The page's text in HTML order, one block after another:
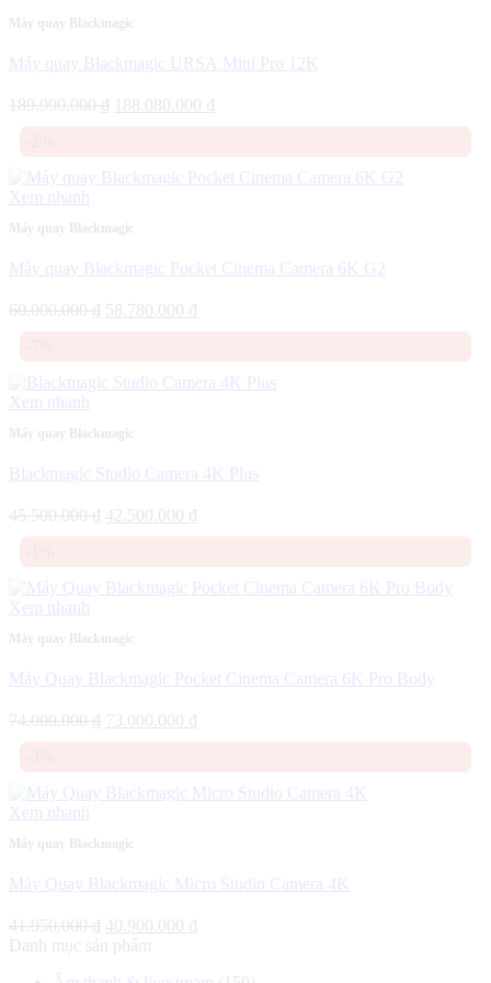
Máy quay Blackmagic
Máy quay Blackmagic URSA Mini Pro 12K
189.990.000₫
Giá
188.080.000 ₫
188.080.000 ₫.
Xem nhanh
Máy quay Blackmagic
Máy quay Blackmagic Pocket Cinema Camera 6K G2
60.000.000₫ Giá
58.780.000 ₫
58.780.000 ₫.
Xem nhanh
Máy quay Blackmagic
Blackmagic Studio Camera 4K Plus
45.500.000₫ Giá
42.500.000 ₫
42.500.000 ₫.
Xem nhanh
Máy quay Blackmagic
Máy Quay Blackmagic Pocket Cinema Camera 6K Pro Body
74.000.000₫ Giá
73.000.000 ₫
73.000.000 ₫.
Xem nhanh
Máy quay Blackmagic
Máy Quay Blackmagic Micro Studio Camera 4K
41.950.000₫ Giá
gốc
40.900.000 ₫
Danh mục sản phẩm